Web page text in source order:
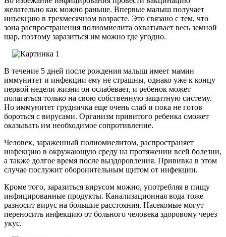
желательно как можно раньше. Впервые малыш получает
инъекцию в трехмесячном возрасте. Это связано с тем, что
зона распространения полиомиелита охватывает весь земной
шар, поэтому заразиться им можно где угодно.
В течение 5 дней после рождения малыш имеет мамин
иммунитет и инфекции ему не страшны, однако уже к концу
первой недели жизни он ослабевает, и ребенок может
полагаться только на свою собственную защитную систему.
Но иммунитет грудничка еще очень слаб и пока не готов
бороться с вирусами. Организм привитого ребенка сможет
оказывать им необходимое сопротивление.
Человек, зараженный полиомиелитом, распространяет
инфекцию в окружающую среду на протяжении всей болезни,
а также долгое время после выздоровления. Прививка в этом
случае послужит оборонительным щитом от инфекции.
Кроме того, заразиться вирусом можно, употребляя в пищу
инфицированные продукты. Канализационная вода тоже
разносит вирус на большие расстояния. Насекомые могут
переносить инфекцию от больного человека здоровому через
укус.